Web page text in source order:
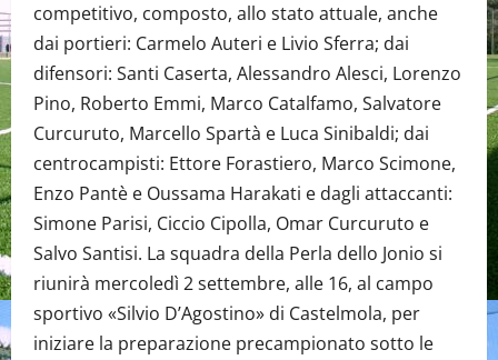
competitivo, composto, allo stato attuale, anche
dai portieri: Carmelo Auteri e Livio Sferra; dai
difensori: Santi Caserta, Alessandro Alesci, Lorenzo
Pino, Roberto Emmi, Marco Catalfamo, Salvatore
Curcuruto, Marcello Spartà e Luca Sinibaldi; dai
centrocampisti: Ettore Forastiero, Marco Scimone,
Enzo Pantè e Oussama Harakati e dagli attaccanti:
Simone Parisi, Ciccio Cipolla, Omar Curcuruto e
Salvo Santisi. La squadra della Perla dello Jonio si
riunirà mercoledì 2 settembre, alle 16, al campo
sportivo «Silvio D’Agostino» di Castelmola, per
iniziare la preparazione precampionato sotto le